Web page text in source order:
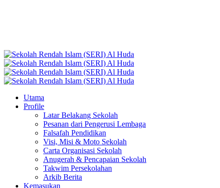
Utama
Profile
Latar Belakang Sekolah
Pesanan dari Pengerusi Lembaga
Falsafah Pendidikan
Visi, Misi & Moto Sekolah
Carta Organisasi Sekolah
Anugerah & Pencapaian Sekolah
Takwim Persekolahan
Arkib Berita
Kemasukan